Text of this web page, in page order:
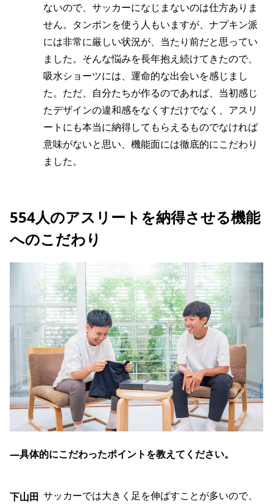
ないので、サッカーになじまないのは仕方ありま
せん。タンポンを使う人もいますが、ナプキン派
には非常に厳しい状況が、当たり前だと思ってい
ました。そんな悩みを長年抱え続けてきたので、
吸水ショーツには、運命的な出会いを感じまし
た。ただ、自分たちが作るのであれば、当初感じ
たデザインの違和感をなくすだけでなく、アスリ
ートにも本当に納得してもらえるものでなければ
意味がないと思い、機能面には徹底的にこだわり
ました。
554人のアスリートを納得させる機能
へのこだわり
―具体的にこだわったポイントを教えてください。
下山田 サッカーでは大きく足を伸ばすことが多いので、